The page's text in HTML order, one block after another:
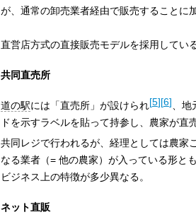
が、通常の卸売業者経由で販売することに
直営店方式の直接販売モデルを採用してい
共同直売所
道の駅には「直売所」が設けられ[5][6]、地
ドを示すラベルを貼って持参し、農家が
共同レジで行われるが、経理としては農家
なる業者（= 他の農家）が入っている形と
ビジネス上の特徴が多少異なる。
ネット直販